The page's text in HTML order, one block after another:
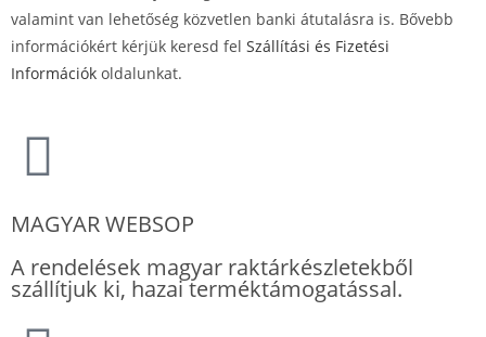
valamint van lehetőség közvetlen banki átutalásra is. Bővebb
információkért kérjük keresd fel Szállítási és Fizetési
Információk oldalunkat.
MAGYAR WEBSOP
A rendelések magyar raktárkészletekből
szállítjuk ki, hazai terméktámogatással.